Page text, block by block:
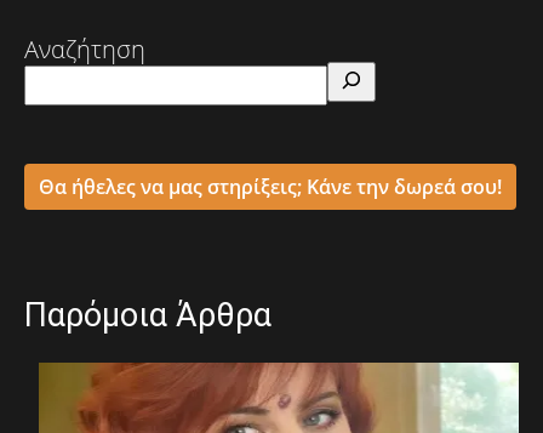
Αναζήτηση
Θα ήθελες να μας στηρίξεις; Κάνε την δωρεά σου!
Παρόμοια Άρθρα